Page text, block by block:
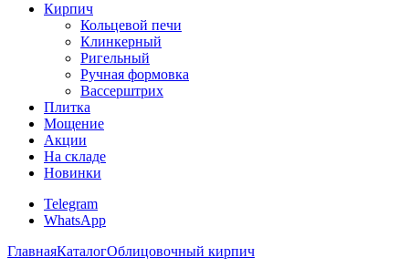
Кирпич
Кольцевой печи
Клинкерный
Ригельный
Ручная формовка
Вассерштрих
Плитка
Мощение
Акции
На складе
Новинки
Telegram
WhatsApp
ГлавнаяКаталогОблицовочный кирпич